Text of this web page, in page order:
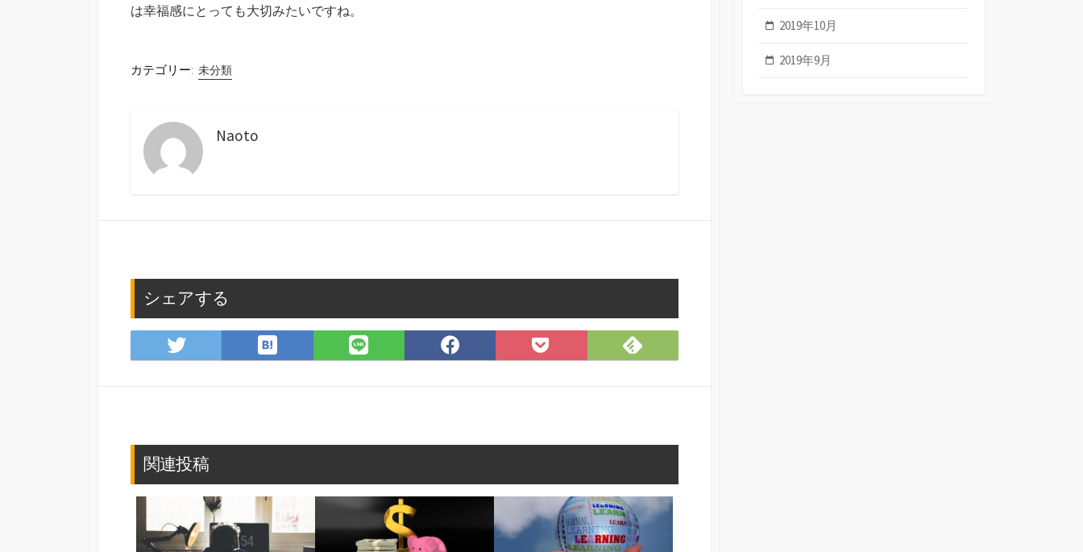
は幸福感にとっても大切みたいですね。
カテゴリー: 未分類
Naoto
シェアする
Twitter
で
は
て
ク
ー
に
保
LINE
で
Facebook
で
Pocket
に
Feedly
で
関連投稿
2019年10月
2019年9月